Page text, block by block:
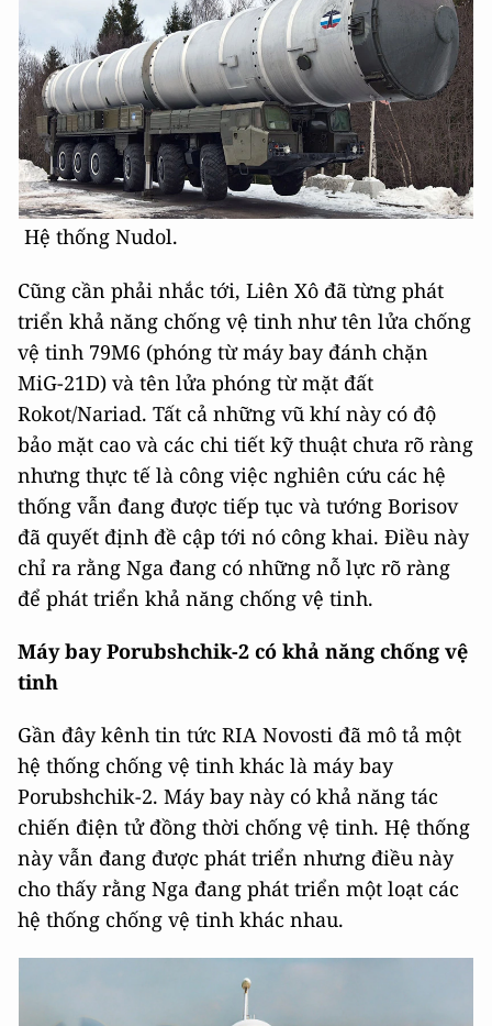
Hệ thống Nudol.
Cũng cần phải nhắc tới, Liên Xô đã từng phát
triển khả năng chống vệ tinh như tên lửa chống
vệ tinh 79M6 (phóng từ máy bay đánh chặn
MiG-21D) và tên lửa phóng từ mặt đất
Rokot/Nariad. Tất cả những vũ khí này có độ
bảo mặt cao và các chi tiết kỹ thuật chưa rõ ràng
nhưng thực tế là công việc nghiên cứu các hệ
thống vẫn đang được tiếp tục và tướng Borisov
đã quyết định đề cập tới nó công khai. Điều này
chỉ ra rằng Nga đang có những nỗ lực rõ ràng
để phát triển khả năng chống vệ tinh.
Máy bay Porubshchik-2 có khả năng chống vệ
tinh
Gần đây kênh tin tức RIA Novosti đã mô tả một
hệ thống chống vệ tinh khác là máy bay
Porubshchik-2. Máy bay này có khả năng tác
chiến điện tử đồng thời chống vệ tinh. Hệ thống
này vẫn đang được phát triển nhưng điều này
cho thấy rằng Nga đang phát triển một loạt các
hệ thống chống vệ tinh khác nhau.